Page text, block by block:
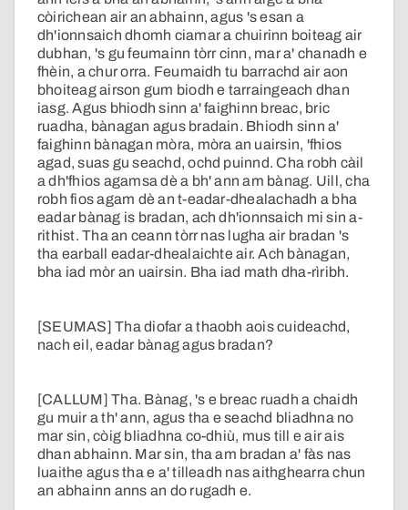
còirichean air an abhainn, agus 's esan a
dh'ionnsaich dhomh ciamar a chuirinn boiteag air
dubhan, 's gu feumainn tòrr cinn, mar a' chanadh e
fhèin, a chur orra. Feumaidh tu barrachd air aon
bhoiteag airson gum biodh e tarraingeach dhan
iasg. Agus bhiodh sinn a' faighinn breac, bric
ruadha, bànagan agus bradain. Bhiodh sinn a'
faighinn bànagan mòra, mòra an uairsin, 'fhios
agad, suas gu seachd, ochd puinnd. Cha robh càil
a dh'fhios agamsa dè a bh' ann am bànag. Uill, cha
robh fios agam dè an t-eadar-dhealachadh a bha
eadar bànag is bradan, ach dh'ionnsaich mi sin a-
rithist. Tha an ceann tòrr nas lugha air bradan 's
tha earball eadar-dhealaichte air. Ach bànagan,
bha iad mòr an uairsin. Bha iad math dha-rìribh.
[SEUMAS] Tha diofar a thaobh aois cuideachd,
nach eil, eadar bànag agus bradan?
[CALLUM] Tha. Bànag, 's e breac ruadh a chaidh
gu muir a th' ann, agus tha e seachd bliadhna no
mar sin, còig bliadhna co-dhiù, mus till e air ais
dhan abhainn. Mar sin, tha am bradan a' fàs nas
luaithe agus tha e a' tilleadh nas aithghearra chun
an abhainn anns an do rugadh e.